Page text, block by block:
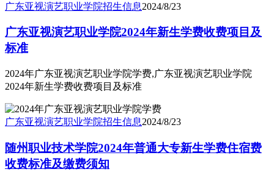
广东亚视演艺职业学院招生信息2024/8/23
广东亚视演艺职业学院2024年新生学费收费项目及
标准
2024年广东亚视演艺职业学院学费,广东亚视演艺职业学院
2024年新生学费收费项目及标准
广东亚视演艺职业学院招生信息2024/8/23
随州职业技术学院2024年普通大专新生学费住宿费
收费标准及缴费须知